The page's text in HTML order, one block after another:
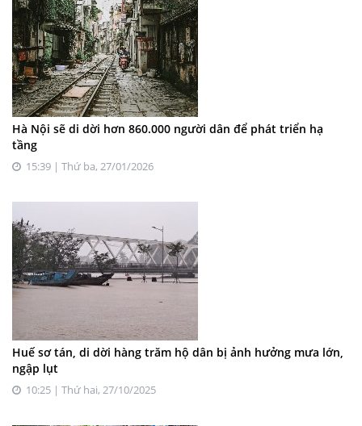
Hà Nội sẽ di dời hơn 860.000 người dân để phát triển hạ
tầng
15:39 | Thứ ba, 27/01/2026
Huế sơ tán, di dời hàng trăm hộ dân bị ảnh hưởng mưa lớn,
ngập lụt
10:25 | Thứ hai, 27/10/2025